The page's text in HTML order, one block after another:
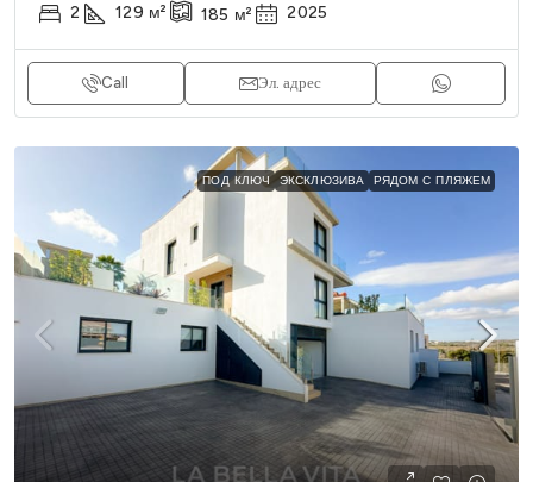
2 129 м² 185 м² 2025
Call Эл. адрес
ПОД КЛЮЧ ЭКСКЛЮЗИВА РЯДОМ С ПЛЯЖЕМ